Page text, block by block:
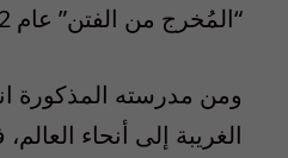
“المُخرج من الفتن” عام 1982.
ومن مدرسته المذكورة
الغريبة إلى أنحاء